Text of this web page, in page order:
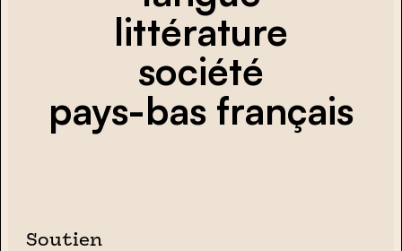
littérature
société
pays-bas français
Soutien